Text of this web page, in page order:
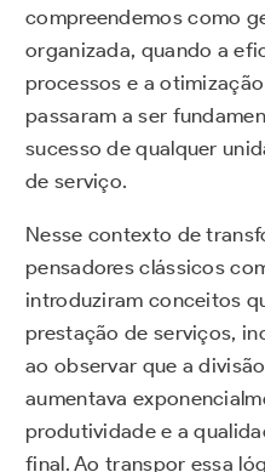
compreendemos como
organizada, quando a
processos e a
passaram a ser
sucesso de qualquer
de serviço.
Nesse contexto de
pensadores clássicos
introduziram conceitos
prestação de serviços,
ao observar que a
aumentava
produtividade e a
final. Ao transpor essa